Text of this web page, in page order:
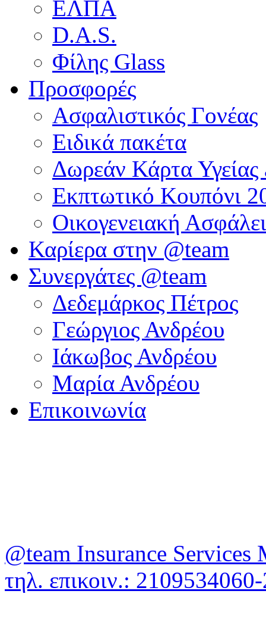
ΕΛΠΑ
D.A.S.
Φίλης Glass
Προσφορές
Ασφαλιστικός Γονέας
Ειδικά πακέτα
Δωρεάν Κάρτα
Εκπτωτικό Κουπόνι
Οικογενειακή
Καρίερα στην @team
Συνεργάτες @team
Δεδεμάρκος Πέτρος
Γεώργιος Ανδρέου
Ιάκωβος Ανδρέου
Μαρία Ανδρέου
Επικοινωνία
@team Insurance Services
τηλ. επικοιν.: